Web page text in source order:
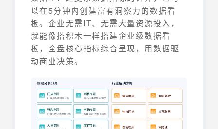
以在5分钟内创建富有洞察力的数据看
板。企业无需IT、无需大量资源投入，
就能像搭积木一样搭建企业级数据看
板，全盘核心指标综合呈现，用数据驱
动商业决策。